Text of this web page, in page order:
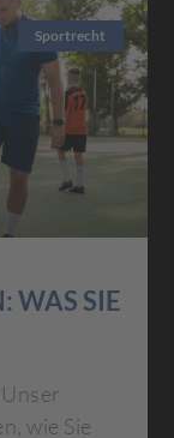
Sportrecht
WAS SIE
wie Sie